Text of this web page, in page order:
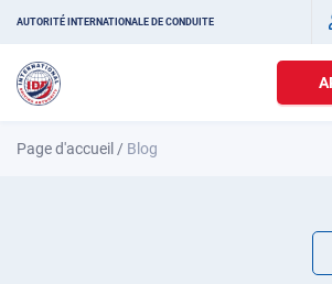
AUTORITÉ INTERNATIONALE DE CONDUITE
Page d'accueil / Blog